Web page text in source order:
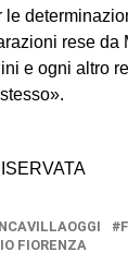
rese da
e ogni altro
FIORENZA